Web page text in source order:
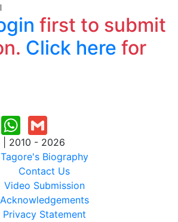
first to submit
Click here for
2010 - 2026
Tagore's Biography
Contact Us
Video Submission
Acknowledgements
Privacy Statement